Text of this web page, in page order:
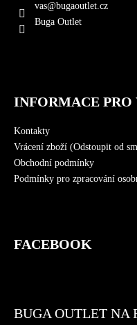
vas@bugaoutlet.cz
Buga Outlet
INFORMACE PRO
Kontakty
Vrácení zboží (Odstoupit od
Obchodní podmínky
Podmínky pro zpracování
FACEBOOK
BUGA OUTLET NA